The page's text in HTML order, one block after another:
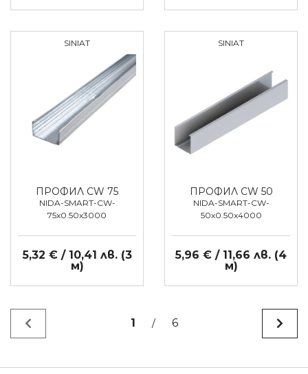
SINIAT
ПРОФИЛ CW 75
NIDA-SMART-CW-
75x0.50x3000
5,32 € / 10,41 лв. (3
м)
SINIAT
ПРОФИЛ CW 50
NIDA-SMART-CW-
50x0.50x4000
5,96 € / 11,66 лв. (4
м)
1 / 6